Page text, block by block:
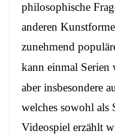
philosophische
anderen
zunehmend
kann einmal Serien
aber insbesondere
welches sowohl als
Videospiel erzählt